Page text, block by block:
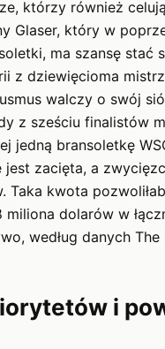
którzy również
Glaser, który w
ma szansę stać
z dziewięcioma
walczy o swój
z sześciu finalistów
jedną bransoletkę
jest zacięta, a
Taka kwota
miliona dolarów w
według danych The
i